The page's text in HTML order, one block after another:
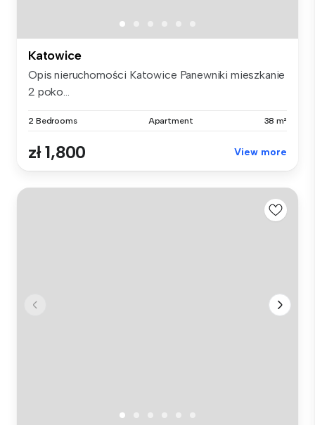
Katowice
Opis nieruchomości Katowice Panewniki mieszkanie
2 poko...
2 Bedrooms Apartment 38 m²
zł 1,800 View more